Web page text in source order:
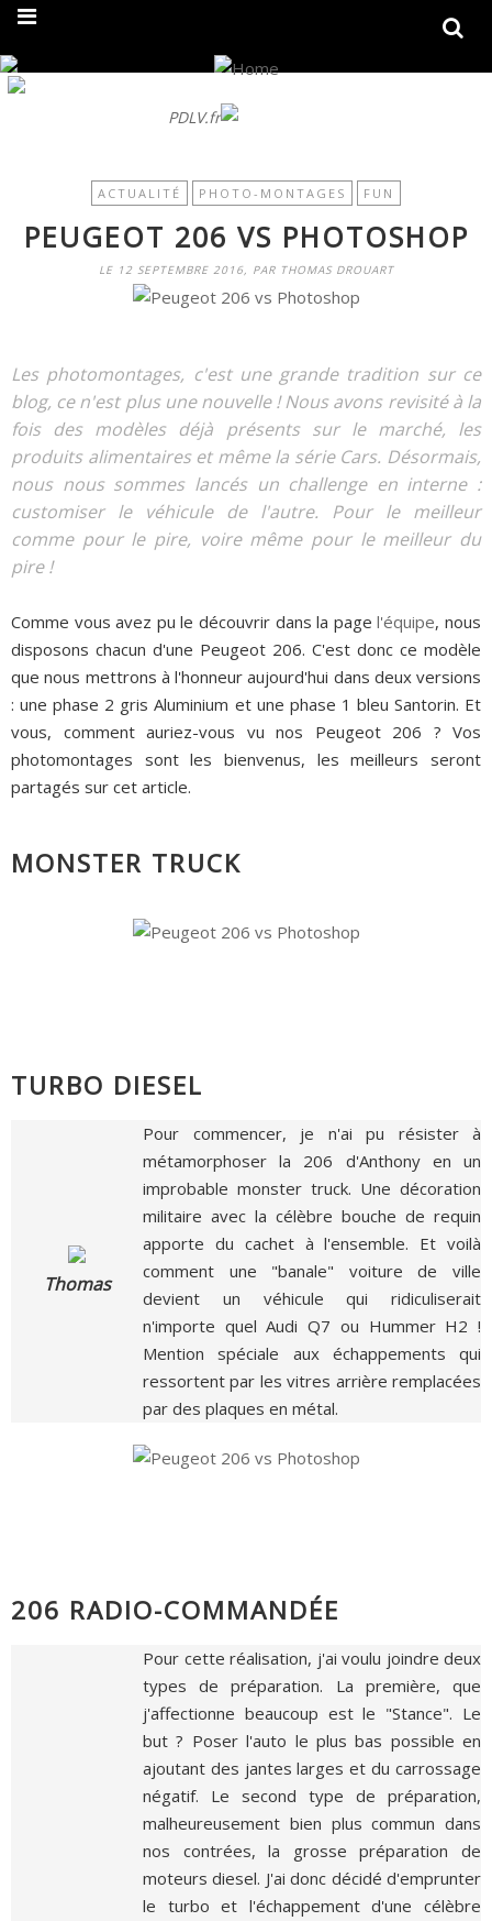
PDLV.fr
ACTUALITÉ PHOTO-MONTAGES FUN
PEUGEOT 206 VS PHOTOSHOP
LE 12 SEPTEMBRE 2016, PAR THOMAS DROUART
Les photomontages, c'est une grande tradition sur ce
blog, ce n'est plus une nouvelle ! Nous avons revisité à la
fois des modèlesdéjà présents sur le marché, les
produits alimentaireset même la série Cars. Désormais,
nous nous sommes lancés un challenge en interne :
customiser le véhicule de l'autre. Pour le meilleur
comme pour le pire, voire même pour le meilleur du
pire !
Comme vous avez pu le découvrir dans la pagel'équipe, nous
disposons chacun d'une Peugeot 206. C'est donc ce modèle
que nous mettrons à l'honneur aujourd'hui dans deux versions
: une phase 2 gris Aluminium et une phase 1 bleu Santorin. Et
vous, comment auriez-vous vu nos Peugeot 206 ? Vos
photomontages sont les bienvenus, les meilleurs seront
partagés sur cet article.
MONSTER TRUCK
TURBO DIESEL
Thomas
Pour commencer, je n'ai pu résister à
métamorphoser la 206 d'Anthony en un
improbable monster truck. Une décoration
militaire avec la célèbre bouche de requin
apporte du cachet à l'ensemble. Et voilà
comment une "banale" voiture de ville
devient un véhicule qui ridiculiserait
n'importe quel Audi Q7 ou Hummer H2 !
Mention spéciale aux échappements qui
ressortent par les vitres arrière remplacées
par des plaques en métal.
206 RADIO-COMMANDÉE
Pour cette réalisation, j'ai voulu joindre deux
types de préparation. La première, que
j'affectionne beaucoup est le "Stance". Le
but ? Poser l'auto le plus bas possible en
ajoutant des jantes larges et du carrossage
négatif. Le second type de préparation,
malheureusement bien plus commun dans
nos contrées, la grosse préparation de
moteurs diesel. J'ai donc décidé d'emprunter
le turbo et l'échappement d'une célèbre